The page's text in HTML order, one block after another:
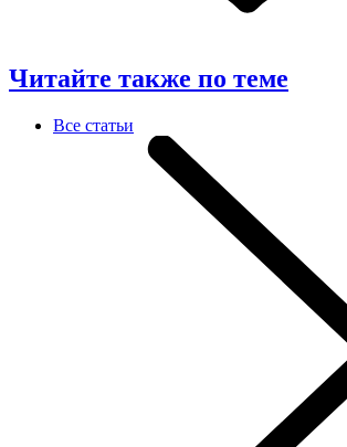
Читайте также по теме
Все статьи